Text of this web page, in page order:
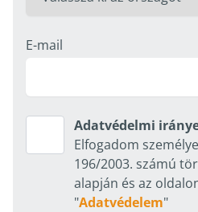
E-mail
Adatvédelmi
Adatvédelmi
Elfogadom
196/2003. számú
alapján és az
"Adatvédelem"